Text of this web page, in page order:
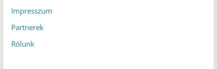
Impresszum
Partnerek
Rólunk